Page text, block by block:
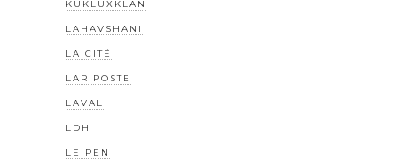
KUKLUXKLAN
LAHAVSHANI
LAICITÉ
LARIPOSTE
LAVAL
LDH
LE PEN